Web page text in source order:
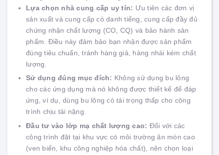
Lựa chọn nhà cung cấp uy tín: Ưu tiên các đơn vị
sản xuất và cung cấp có danh tiếng, cung cấp đầy đủ
chứng nhận chất lượng (CO, CQ) và bảo hành sản
phẩm. Điều này đảm bảo bạn nhận được sản phẩm
đúng tiêu chuẩn, tránh hàng giả, hàng nhái kém chất
lượng.
Sử dụng đúng mục đích: Không sử dụng bu lông
cho các ứng dụng mà nó không được thiết kế để đáp
ứng, ví dụ, dùng bu lông có tải trọng thấp cho công
trình chịu tải nặng.
Đầu tư vào lớp mạ chất lượng cao: Đối với các
công trình đặt tại khu vực có môi trường ăn mòn cao
(ven biển, khu công nghiệp hóa chất), nên chọn loại